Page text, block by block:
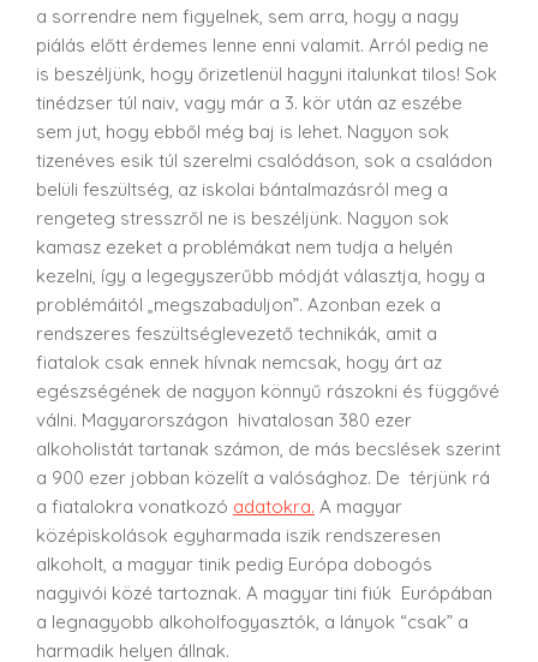
a sorrendre nem figyelnek, sem arra, hogy a nagy
piálás előtt érdemes lenne enni valamit. Arról pedig ne
is beszéljünk, hogy őrizetlenül hagyni italunkat tilos! Sok
tinédzser túl naiv, vagy már a 3. kör után az eszébe
sem jut, hogy ebből még baj is lehet. Nagyon sok
tizenéves esik túl szerelmi csalódáson, sok a családon
belüli feszültség, az iskolai bántalmazásról meg a
rengeteg stresszről ne is beszéljünk. Nagyon sok
kamasz ezeket a problémákat nem tudja a helyén
kezelni, így a legegyszerűbb módját választja, hogy a
problémáitól „megszabaduljon”. Azonban ezek a
rendszeres feszültséglevezető technikák, amit a
fiatalok csak ennek hívnak nemcsak, hogy árt az
egészségének de nagyon könnyű rászokni és függővé
válni. Magyarországon hivatalosan 380 ezer
alkoholistát tartanak számon, de más becslések szerint
a 900 ezer jobban közelít a valósághoz. De térjünk rá
a fiatalokra vonatkozó adatokra. A magyar
középiskolások egyharmada iszik rendszeresen
alkoholt, a magyar tinik pedig Európa dobogós
nagyivói közé tartoznak. A magyar tini fiúk Európában
a legnagyobb alkoholfogyasztók, a lányok “csak” a
harmadik helyen állnak.